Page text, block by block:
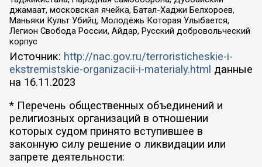
джамаат, московская ячейка, Батал-Хаджи Белхороев,
Маньяки Культ Убийц, Молодёжь Которая Улыбается,
Легион Свобода России, Айдар, Русский добровольческий
корпус
Источник: http://nac.gov.ru/terroristicheskie-i-
ekstremistskie-organizacii-i-materialy.html данные
на 16.11.2023
* Перечень общественных объединений и
религиозных организаций в отношении
которых судом принято вступившее в
законную силу решение о ликвидации или
запрете деятельности: